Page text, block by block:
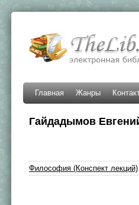
Главная Жанры
Гайдадымов
Философия (Конспект лекций)